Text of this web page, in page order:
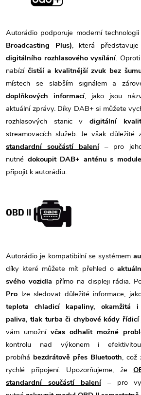
Autorádio podporuje moderní technologii
Broadcasting Plus), která představuje
digitálního rozhlasového vysílání.
nabízí čistší a kvalitnější zvuk bez
místech se slabším signálem a
doplňkových informací, jako jsou
aktuální zprávy. Díky DAB+ si můžete
rozhlasových stanic v
digitální
streamovacích služeb. Je však důležité
standardní součástí balení – pro
nutné dokoupit DAB+ anténu s
připojit k autorádiu.
OBD II
Autorádio je kompatibilní se systémem
díky které můžete mít přehled o
svého vozidla přímo na displeji rádia.
Pro lze sledovat důležité informace,
teplota chladicí kapaliny, okamžitá
paliva, tlak turba či chybové kódy
vám umožní včas odhalit možné
kontrolu nad výkonem i
probíhá bezdrátově přes Bluetooth, což
rychlé připojení. Upozorňujeme, že
standardní součástí balení
– pro